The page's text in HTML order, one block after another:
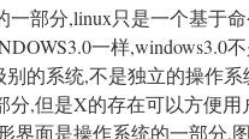
一部分,linux只是一个基于
一样,windows3.0
的系统,不是独立的操作
分,但是X的存在可以方便
界面是操作系统的一部分,